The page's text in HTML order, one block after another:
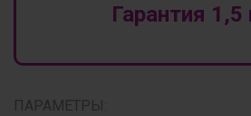
Гарантия 1,5
ПАРАМЕТРЫ: